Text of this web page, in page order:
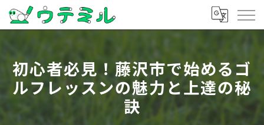
初心者必見！藤沢市で始めるゴ
ルフレッスンの魅力と上達の秘
訣